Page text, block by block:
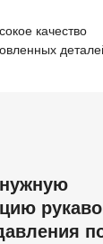
качество